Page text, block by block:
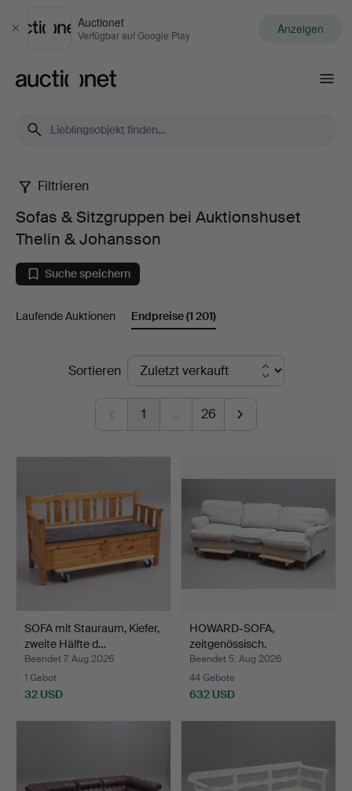
Schließen
Auctionet
Verfügbar auf Google Play Anzeigen
Sofas
&
Sitzgruppen
bei
Thelin
Johansson
Filtrieren
Sofas & Sitzgruppen bei Auktionshuset
Thelin & Johansson
Suche speichern
Laufende Auktionen Endpreise(1 201)
EndpreiseSortieren
1 … 26
SOFA mit Stauraum, Kiefer,
zweite Hälfte d…
Beendet 7. Aug 2026
1 Gebot
32 USD
HOWARD-SOFA,
zeitgenössisch.
Beendet 5. Aug 2026
44 Gebote
632 USD